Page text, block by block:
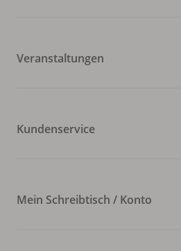
Veranstaltungen
Kundenservice
Mein Schreibtisch / Konto